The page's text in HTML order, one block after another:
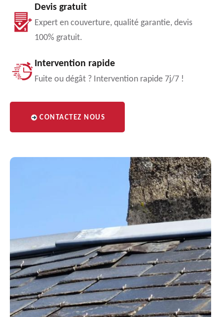
Devis gratuit
Expert en couverture, qualité garantie, devis
100% gratuit.
Intervention rapide
Fuite ou dégât ? Intervention rapide 7j/7 !
CONTACTEZ NOUS